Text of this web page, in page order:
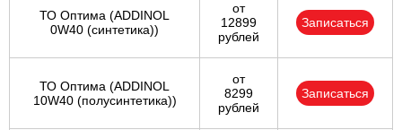
ТО Оптима (ADDINOL
0W40 (синтетика))
от
12899
рублей
Записаться
ТО Оптима (ADDINOL
10W40 (полусинтетика))
от
8299
рублей
Записаться